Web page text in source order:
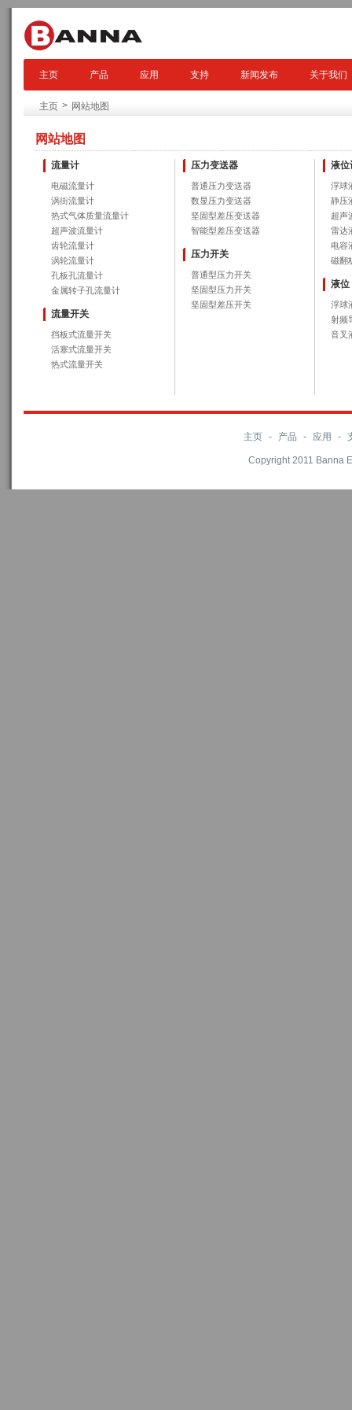
主页 产品 应用 支持 新闻发布 关于我们
主页 > 网站地图
网站地图
流量计
电磁流量计
涡街流量计
热式气体质量流量计
超声波流量计
齿轮流量计
涡轮流量计
孔板孔流量计
金属转子孔流量计
流量开关
挡板式流量开关
活塞式流量开关
热式流量开关
压力变送器
普通压力变送器
数显压力变送器
坚固型差压变送器
智能型差压变送器
压力开关
普通型压力开关
坚固型压力开关
坚固型差压开关
液位
浮球
静压
超声
雷达
电容
磁翻
液位
浮球
射频
音叉
主页 - 产品 - 应用 -
Copyright 2011 Banna